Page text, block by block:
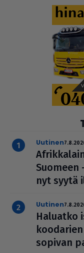
uutinen
Suomeen
nyt syytä
uutinen
Haluatko
sopivan